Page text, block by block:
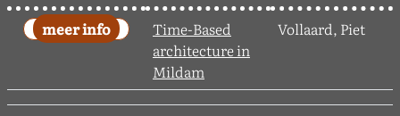
Time-Based
architecture in
Mildam
Vollaard, Piet